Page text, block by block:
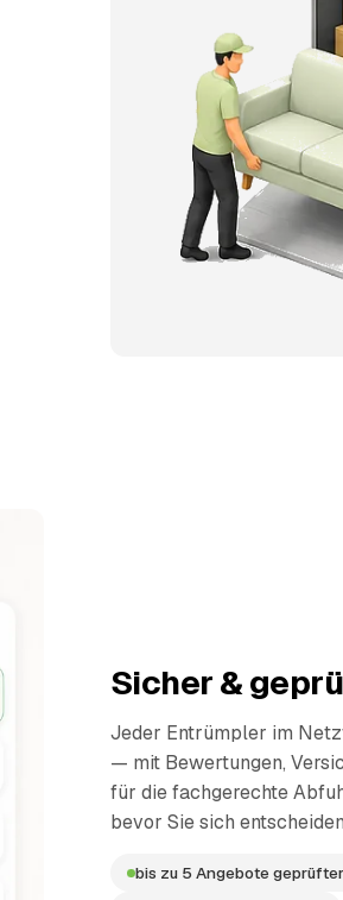
Sicher &
Jeder Entrümpler im
— mit Bewertungen,
für die fachgerechte
bevor Sie sich
bis zu 5 Angebote